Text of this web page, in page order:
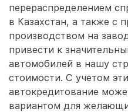
перераспределением
в Казахстан, а также с
производством на
привести к
автомобилей в нашу
стоимости. С учетом
автокредитование
вариантом для